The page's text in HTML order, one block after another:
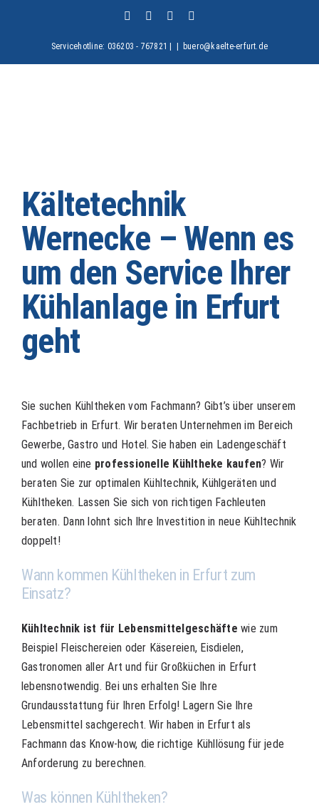
Facebook Instagram
Servicehotline: 036203 - 767821 | buero@kaelte-erfurt.de
Kältetechnik
Wernecke – Wenn es
um den Service Ihrer
Kühlanlage in Erfurt
geht
Sie suchen Kühltheken vom Fachmann? Gibt’s über unserem
Fachbetrieb in Erfurt. Wir beraten Unternehmen im Bereich
Gewerbe, Gastro und Hotel. Sie haben ein Ladengeschäft
und wollen eine professionelle Kühltheke kaufen? Wir
beraten Sie zur optimalen Kühltechnik, Kühlgeräten und
Kühltheken. Lassen Sie sich von richtigen Fachleuten
beraten. Dann lohnt sich Ihre Investition in neue Kühltechnik
doppelt!
Wann kommen Kühltheken in Erfurt zum
Einsatz?
Kühltechnik ist für Lebensmittelgeschäfte wie zum
Beispiel Fleischereien oder Käsereien, Eisdielen,
Gastronomen aller Art und für Großküchen in Erfurt
lebensnotwendig. Bei uns erhalten Sie Ihre
Grundausstattung für Ihren Erfolg! Lagern Sie Ihre
Lebensmittel sachgerecht. Wir haben in Erfurt als
Fachmann das Know-how, die richtige Kühllösung für jede
Anforderung zu berechnen.
Was können Kühltheken?